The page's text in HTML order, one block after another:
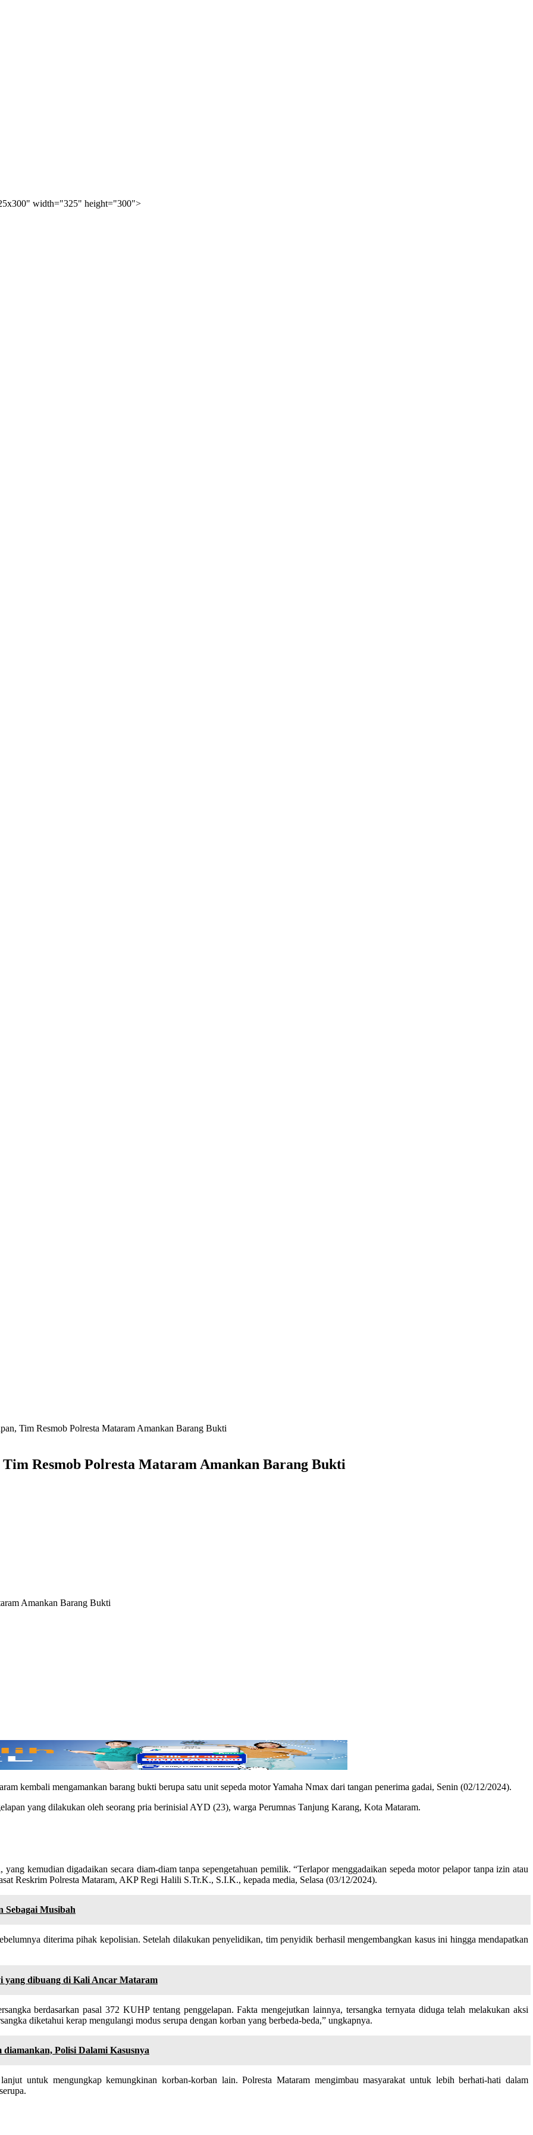
width="325" height="300">
Tim Resmob Polresta Mataram Amankan Barang Bukti
Resmob Polresta Mataram Amankan Barang Bukti
Amankan Barang Bukti
kembali mengamankan barang bukti berupa satu unit sepeda motor Yamaha Nmax dari tangan penerima gadai, Senin (02/12/2024).
yang dilakukan oleh seorang pria berinisial AYD (23), warga Perumnas Tanjung Karang, Kota Mataram.
kemudian digadaikan secara diam-diam tanpa sepengetahuan pemilik. “Terlapor menggadaikan sepeda motor pelapor tanpa izin atau
Reskrim Polresta Mataram, AKP Regi Halili S.Tr.K., S.I.K., kepada media, Selasa (03/12/2024).
Sebagai Musibah
diterima pihak kepolisian. Setelah dilakukan penyelidikan, tim penyidik berhasil mengembangkan kasus ini hingga mendapatkan
yang dibuang di Kali Ancar Mataram
berdasarkan pasal 372 KUHP tentang penggelapan. Fakta mengejutkan lainnya, tersangka ternyata diduga telah melakukan aksi
diketahui kerap mengulangi modus serupa dengan korban yang berbeda-beda,” ungkapnya.
Polisi Dalami Kasusnya
untuk mengungkap kemungkinan korban-korban lain. Polresta Mataram mengimbau masyarakat untuk lebih berhati-hati dalam